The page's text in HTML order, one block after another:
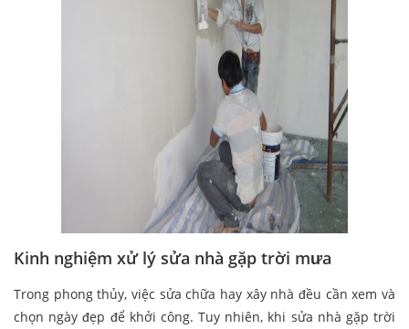
Kinh nghiệm xử lý sửa nhà gặp trời mưa
Trong phong thủy, việc sửa chữa hay xây nhà đều cần xem và
chọn ngày đẹp để khởi công. Tuy nhiên, khi sửa nhà gặp trời